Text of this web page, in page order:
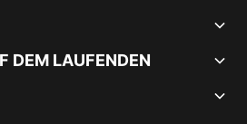
DEM LAUFENDEN